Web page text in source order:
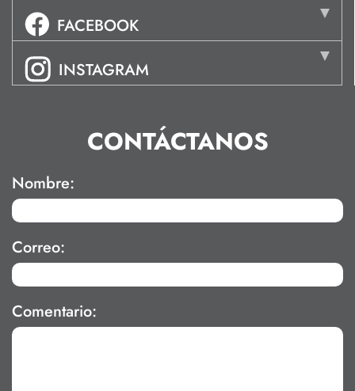
FACEBOOK
INSTAGRAM
CONTÁCTANOS
Nombre:
Correo:
Comentario: